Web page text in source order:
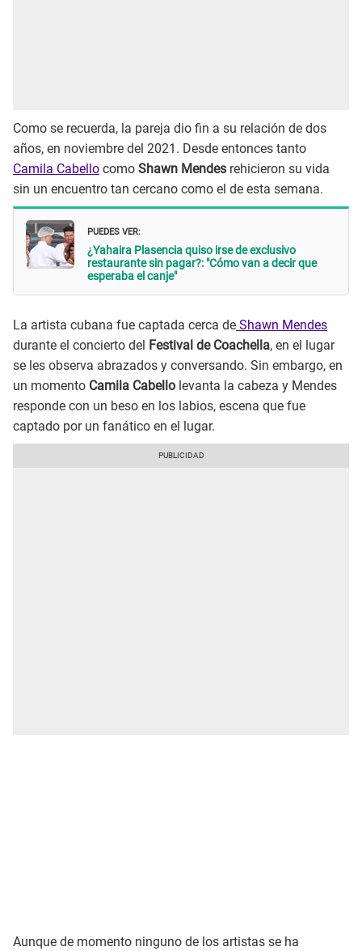
Como se recuerda, la pareja dio fin a su relación de dos
años, en noviembre del 2021. Desde entonces tanto
Camila Cabello como Shawn Mendes rehicieron su vida
sin un encuentro tan cercano como el de esta semana.
PUEDES VER:
¿Yahaira Plasencia quiso irse de exclusivo
restaurante sin pagar?: "Cómo van a decir que
esperaba el canje"
La artista cubana fue captada cerca de Shawn Mendes
durante el concierto del Festival de Coachella, en el lugar
se les observa abrazados y conversando. Sin embargo, en
un momento Camila Cabello levanta la cabeza y Mendes
responde con un beso en los labios, escena que fue
captado por un fanático en el lugar.
Aunque de momento ninguno de los artistas se ha